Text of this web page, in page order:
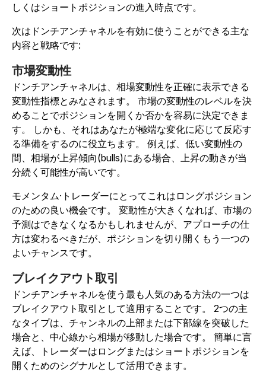
しくはショートポジションの進入時点です。
次はドンチアンチャネルを有効に使うことができる主な
内容と戦略です:
市場変動性
ドンチアンチャネルは、相場変動性を正確に表示できる
変動性指標とみなされます。 市場の変動性のレベルを決
めることでポジションを開くか否かを容易に決定できま
す。 しかも、それはあなたが極端な変化に応じて反応す
る準備をするのに役立ちます。 例えば、低い変動性の
間、相場が上昇傾向(bulls)にある場合、上昇の動きが当
分続く可能性が高いです。
モメンタム·トレーダーにとってこれはロングポジション
のための良い機会です。 変動性が大きくなれば、市場の
予測はできなくなるかもしれませんが、アプローチの仕
方は変わるべきだが、ポジションを切り開くもう一つの
よいチャンスです。
ブレイクアウト取引
ドンチアンチャネルを使う最も人気のある方法の一つは
ブレイクアウト取引として適用することです。 2つの主
なタイプは、チャンネルの上部または下部線を突破した
場合と、中心線から相場が移動した場合です。 簡単に言
えば、トレーダーはロングまたはショートポジションを
開くためのシグナルとして活用できます。